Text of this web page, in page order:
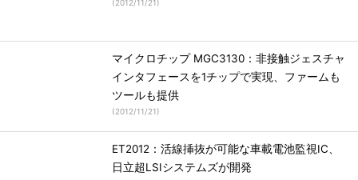
(2012/11/21)
マイクロチップ MGC3130：非接触ジェスチャ
インタフェースを1チップで実現、ファームも
ツールも提供
(2012/11/21)
ET2012：活線挿抜が可能な車載電池監視IC、
日立超LSIシステムズが開発